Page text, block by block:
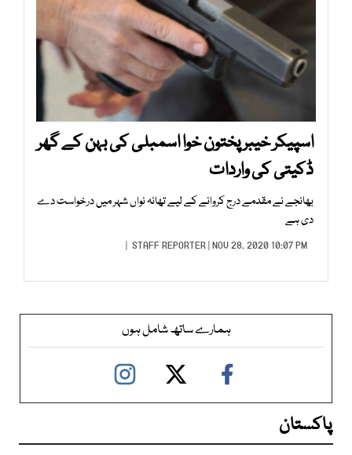
اسپیکر خیبر پختون خوا اسمبلی کی بہن کے گھر
ڈکیتی کی واردات
بھانجے نے مقدمے درج کروانے کے لیے تھانہ نواں شہر میں درخواست دے
دی ہے
STAFF REPORTER| NOV 28, 2020 10:07 PM |
ہمارے ساتھ شامل ہوں
پاکستان